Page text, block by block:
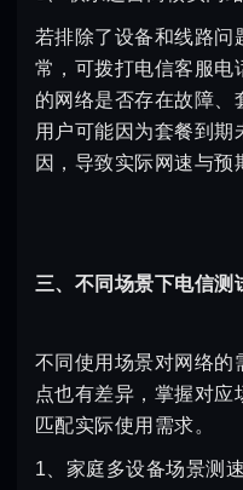
若排除了设备和线路问
常，可拨打电信客服电
的网络是否存在故障、
用户可能因为套餐到
因，导致实际网速与预
三、不同场景下电信测
不同使用场景对网络的
点也有差异，掌握对
匹配实际使用需求。
1、家庭多设备场景测速